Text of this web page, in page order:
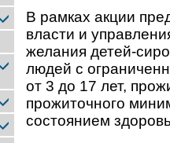
В рамках акции
власти и
желания детей-
людей с
от 3 до 17 лет,
прожиточного
состоянием